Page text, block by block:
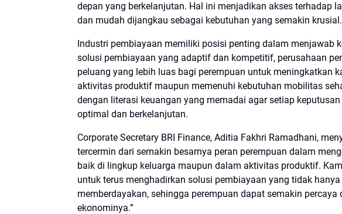
depan yang berkelanjutan. Hal ini menjadikan akses terhadap
dan mudah dijangkau sebagai kebutuhan yang semakin krusial.
Industri pembiayaan memiliki posisi penting dalam menjawab
solusi pembiayaan yang adaptif dan kompetitif, perusahaan
peluang yang lebih luas bagi perempuan untuk meningkatkan
aktivitas produktif maupun memenuhi kebutuhan mobilitas
dengan literasi keuangan yang memadai agar setiap
optimal dan berkelanjutan.
Corporate Secretary BRI Finance, Aditia Fakhri Ramadhani,
tercermin dari semakin besarnya peran perempuan dalam
baik di lingkup keluarga maupun dalam aktivitas produktif.
untuk terus menghadirkan solusi pembiayaan yang tidak
memberdayakan, sehingga perempuan dapat semakin
ekonominya.”